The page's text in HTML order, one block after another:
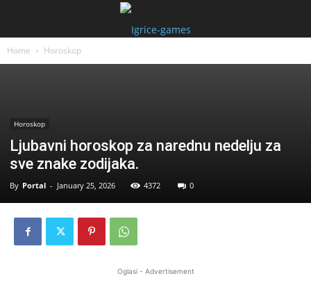
Home Horoskop
Horoskop
Ljubavni horoskop za narednu nedelju za
sve znake zodijaka.
By Portal - January 25, 2026 4372 0
Oglasi - Advertisement